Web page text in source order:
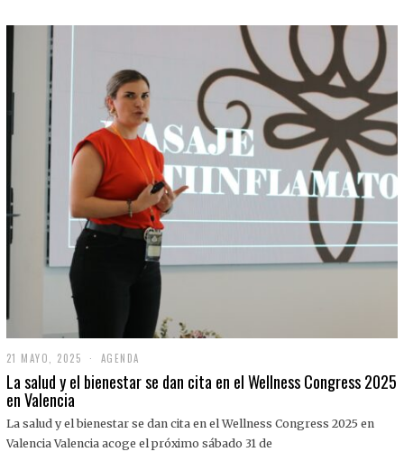
21 MAYO, 2025
1
M
O
,
AGENDA
La salud y el bienestar se dan cita en el Wellness Congress 2025
en Valencia
La salud y el bienestar se dan cita en el Wellness Congress 2025 en
Valencia Valencia acoge el próximo sábado 31 de